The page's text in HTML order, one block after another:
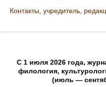
Контакты, учредитель,
C 1 июля 2026 года,
филология,
(июль —